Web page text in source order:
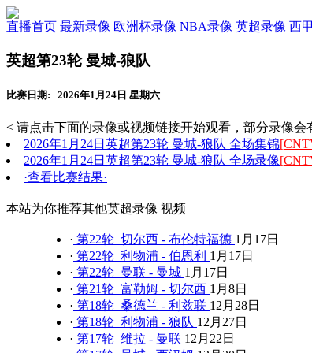
直播首页 最新录像 欧洲杯录像 NBA录像 英超录像 西
英超第23轮 曼城-狼队
比赛日期: 2026年1月24日 星期六
< 请点击下面的录像或视频链接开始观看，部分录像会
2026年1月24日英超第23轮 曼城-狼队 全场集锦
2026年1月24日英超第23轮 曼城-狼队 全场录像
·查看比赛结果·
本站为你推荐其他英超录像 视频
· 第22轮 切尔西 - 布伦特福德 1月17日
· 第22轮 利物浦 - 伯恩利 1月17日
· 第22轮 曼联 - 曼城 1月17日
· 第21轮 富勒姆 - 切尔西 1月8日
· 第18轮 桑德兰 - 利兹联 12月28日
· 第18轮 利物浦 - 狼队 12月27日
· 第17轮 维拉 - 曼联 12月22日